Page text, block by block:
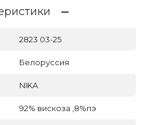
2823 03-25
Белоруссия
NIKA
92% вискоза ,8%пэ